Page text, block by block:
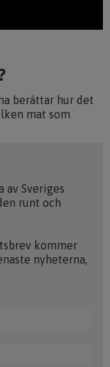
berättar hur det
mat som
av Sveriges
runt och
kommer
nyheterna,